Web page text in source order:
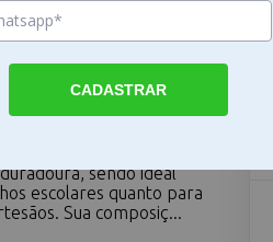
Branca Acrilex 100g -
busca eficiência e
sendo ideal
escolares quanto para
Sua composiç...
CADASTRAR